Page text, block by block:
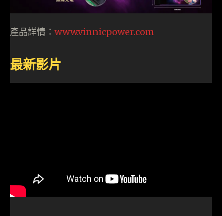
產品詳情： www.vinnicpower.com
最新影片